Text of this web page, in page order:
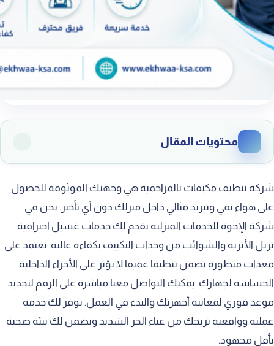
محتويات المقال
المشاكل الناتجة عن إهمال الغسيل
تأثير تراكم الغبار على التبريد
تحسين جودة الهواء الداخلي للمنزل
خفض استهلاك الطاقة الكهربائية
إطالة العمر الافتراضي لجهاز التكييف
الوقاية من الأمراض التنفسية والحساسية
شركة تنظيف مكيفات بالمزاحمية هي وجهتك الموثوقة للحصول
على هواء نقي وتبريد مثالي داخل منزلك دون أي تأخير. نحن في
شركة الإخوة للخدمات المنزلية نقدم لك خدمات غسيل احترافية
تزيل الأتربة والشوائب من وحدات التكييف بكفاءة عالية. نعتمد على
معدات متطورة تضمن تنظيفا عميقا لا يؤثر على الأجزاء الداخلية
الحساسة لجهازك. يمكنك التواصل معنا مباشرة على الرقم لتحديد
موعد فوري لمعاينة أجهزتك والبدء في العمل. نوفر لك خدمة
عملية وواقعية تريحك من عناء الحر الشديد وتضمن لك بيئة صحية
بأقل مجهود.